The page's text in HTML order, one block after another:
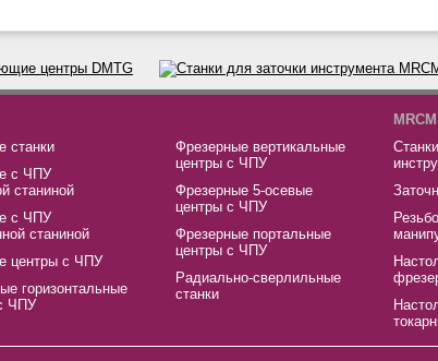
станки
с ЧПУ
станиной
с ЧПУ
станиной
центры с ЧПУ
горизонтальные
ЧПУ
Фрезерные вертикальные
центры с ЧПУ
Фрезерные 5-осевые
центры с ЧПУ
Фрезерные портальные
центры с ЧПУ
Радиально-сверлильные
станки
MRCM